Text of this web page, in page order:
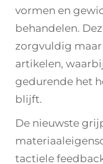
vormen en
behandelen.
zorgvuldig
artikelen,
gedurende het
blijft.
De nieuwste
tactiele